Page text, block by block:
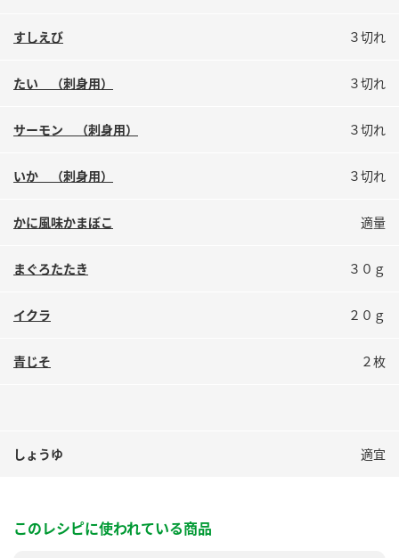
すしえび ３切れ
たい （刺身用） ３切れ
サーモン （刺身用） ３切れ
いか （刺身用） ３切れ
かに風味かまぼこ 適量
まぐろたたき ３０ｇ
イクラ ２０ｇ
青じそ ２枚
しょうゆ 適宜
このレシピに使われている商品